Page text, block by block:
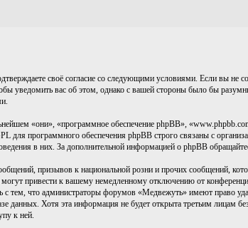
своё согласие со следующими условиями. Если вы не
вас об этом, однако с вашей стороны было бы
«они», «программное обеспечение phpBB»,
для программного обеспечения phpBB строго связаны с
в них. За дополнительной информацией о phpBB
призывов к национальной розни и прочих сообщений,
привести к вашему немедленному отключению от
тем, что администраторы форумов «Медвежуть» имеют право
данных. Хотя эта информация не будет открыта третьим лицам
к ней.